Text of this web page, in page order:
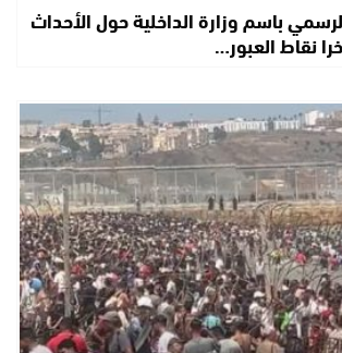
باسم وزارة الداخلية حول الأحداث
نقاط العبور…